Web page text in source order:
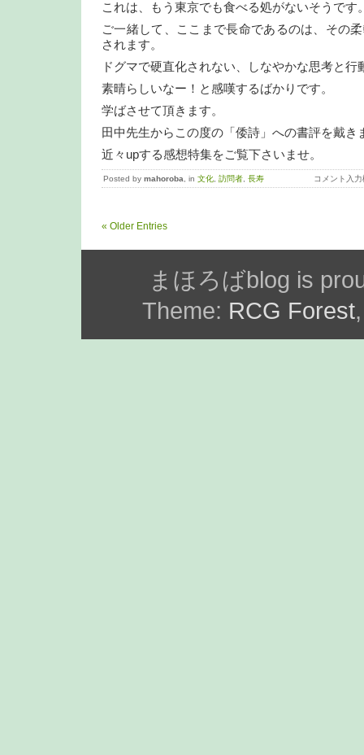
これは、もう東京でも食べる処がないそうです
ご一緒して、ここまで長命であるのは、その
されます。
ドグマで硬直化されない、しなやかな思考と行
素晴らしいなー！と感嘆するばかりです。
学ばさせて頂きます。
田中先生からこの度の「倭詩」への書評を戴き
近々upする感想特集をご覧下さいませ。
Posted by mahoroba, in 文化, 訪問者, 長寿 コメント入力
« Older Entries
まほろばblog is
Theme: RCG Forest